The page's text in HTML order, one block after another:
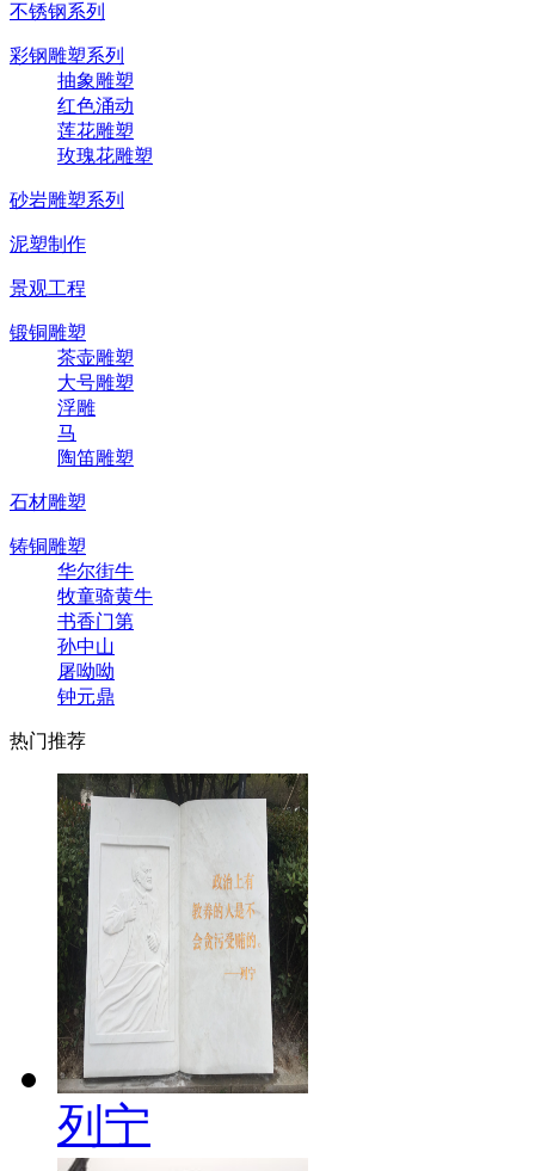
不锈钢系列
彩钢雕塑系列
抽象雕塑
红色涌动
莲花雕塑
玫瑰花雕塑
砂岩雕塑系列
泥塑制作
景观工程
锻铜雕塑
茶壶雕塑
大号雕塑
浮雕
马
陶笛雕塑
石材雕塑
铸铜雕塑
华尔街牛
牧童骑黄牛
书香门第
孙中山
屠呦呦
钟元鼎
热门推荐
列宁